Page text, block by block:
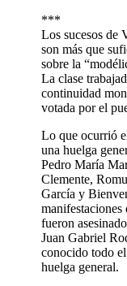
***
Los sucesos de
son más que
sobre la
La clase
continuidad
votada por el
Lo que ocurrió
una huelga
Pedro María
Clemente,
García y
manifestaciones
fueron
Juan Gabriel
conocido todo
huelga general.